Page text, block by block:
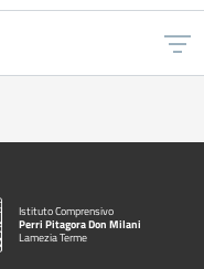
Istituto Comprensivo
Perri Pitagora Don Milani
Lamezia Terme